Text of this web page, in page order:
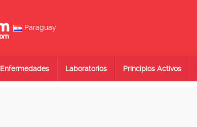
Paraguay
Enfermedades Laboratorios Principios Activos